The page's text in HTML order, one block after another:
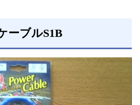
ーブルS1B